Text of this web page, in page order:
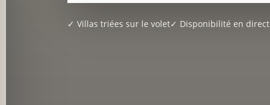
✓ Villas triées sur le volet✓ Disponibilité en direct